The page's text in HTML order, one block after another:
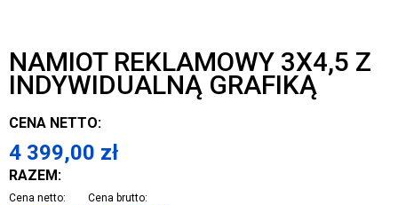
NAMIOT REKLAMOWY 3X4,5 Z
INDYWIDUALNĄ GRAFIKĄ
CENA NETTO:
4 399,00 zł
RAZEM:
Cena netto: Cena brutto: